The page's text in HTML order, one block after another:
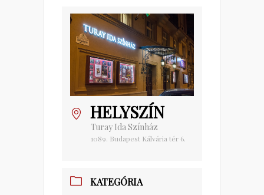
HELYSZÍN
Turay Ida Színház
1089. Budapest Kálvária tér 6.
KATEGÓRIA